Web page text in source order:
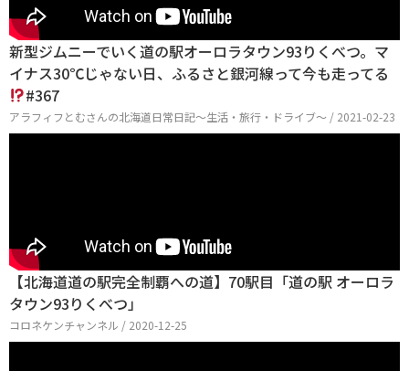
新型ジムニーでいく道の駅オーロラタウン93りくべつ。マ
イナス30℃じゃない日、ふるさと銀河線って今も走ってる
#367
アラフィフとむさんの北海道日常日記〜生活・旅行・ドライブ〜 / 2021-02-23
【北海道道の駅完全制覇への道】70駅目「道の駅 オーロラ
タウン93りくべつ」
コロネケンチャンネル / 2020-12-25